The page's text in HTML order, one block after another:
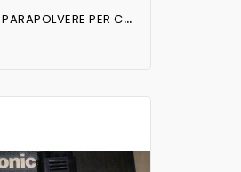
G
Lorious PARAPOLVERE PER CONTROLLER MIDI